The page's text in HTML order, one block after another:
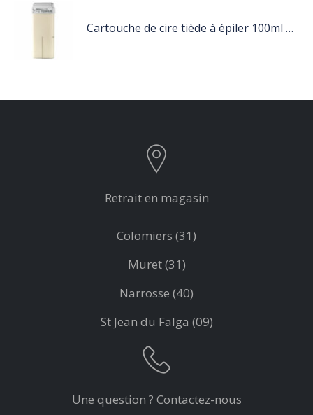
Cartouche de cire tiède à épiler 100ml blanc
Retrait en magasin
Colomiers (31)
Muret (31)
Narrosse (40)
St Jean du Falga (09)
Une question ? Contactez-nous